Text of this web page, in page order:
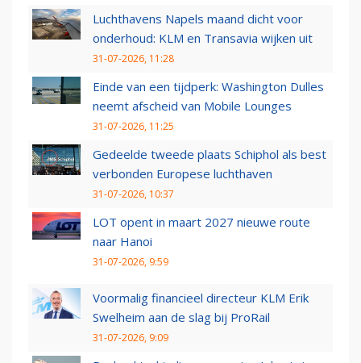
Luchthavens Napels maand dicht voor
onderhoud: KLM en Transavia wijken uit
31-07-2026, 11:28
Einde van een tijdperk: Washington Dulles
neemt afscheid van Mobile Lounges
31-07-2026, 11:25
Gedeelde tweede plaats Schiphol als best
verbonden Europese luchthaven
31-07-2026, 10:37
LOT opent in maart 2027 nieuwe route
naar Hanoi
31-07-2026, 9:59
Voormalig financieel directeur KLM Erik
Swelheim aan de slag bij ProRail
31-07-2026, 9:09